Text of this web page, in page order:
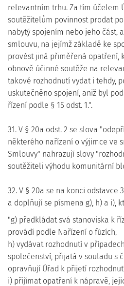
relevantním trhu. Za tím účelem
soutěžitelům povinnost prodat
nabytý spojením nebo jeho část,
smlouvu, na jejímž základě ke
provést jiná přiměřená opatření,
obnově účinné soutěže na
takové rozhodnutí vydat i tehdy,
uskutečněno spojení, aniž byl
řízení podle § 15 odst. 1.".
31. V § 20a odst. 2 se slova
některého nařízení o výjimce ve
Smlouvy" nahrazují slovy
soutěžiteli výhodu komunitární
32. V § 20a se na konci odstavce
a doplňují se písmena g), h) a i),
"g) předkládat svá stanoviska k
provádí podle Nařízení o fúzích,
h) vydávat rozhodnutí v
společenství, přijatá v souladu s
opravňují Úřad k přijetí
i) přijímat opatření k nápravě,